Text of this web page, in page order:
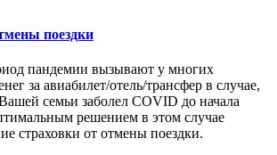
поездки
пандемии вызывают у многих
за авиабилет/отель/трансфер в случае,
семьи заболел COVID до начала
решением в этом случае
страховки от отмены поездки.